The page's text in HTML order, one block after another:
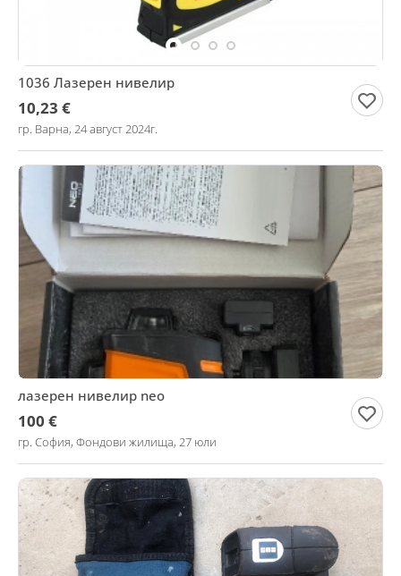
1036 Лазерен нивелир
10,23 €
гр. Варна, 24 август 2024г.
лазерен нивелир neo
100 €
гр. София, Фондови жилища, 27 юли